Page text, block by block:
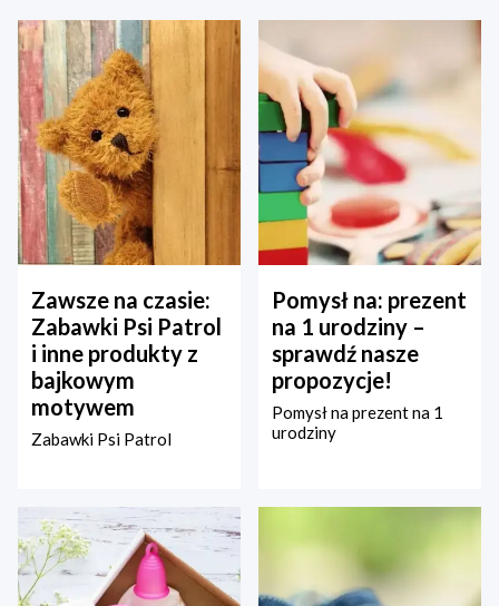
Zawsze na czasie:
Zabawki Psi Patrol
i inne produkty z
bajkowym
motywem
Zabawki Psi Patrol
Pomysł na: prezent
na 1 urodziny –
sprawdź nasze
propozycje!
Pomysł na prezent na 1
urodziny